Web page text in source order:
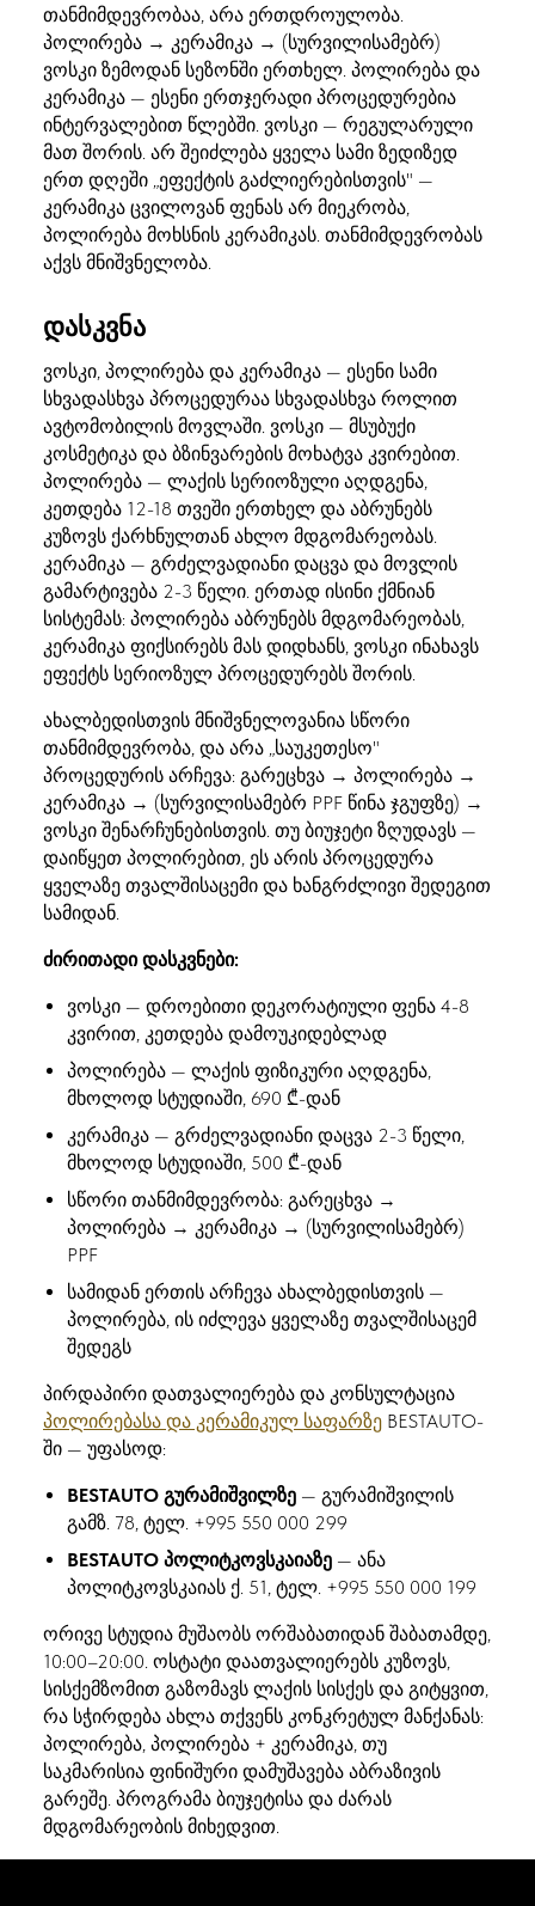
თანმიმდევრობაა, არა ერთდროულობა.
პოლირება → კერამიკა → (სურვილისამებრ)
ვოსკი ზემოდან სეზონში ერთხელ. პოლირება და
კერამიკა — ესენი ერთჯერადი პროცედურებია
ინტერვალებით წლებში. ვოსკი — რეგულარული
მათ შორის. არ შეიძლება ყველა სამი ზედიზედ
ერთ დღეში „ეფექტის გაძლიერებისთვის" —
კერამიკა ცვილოვან ფენას არ მიეკრობა,
პოლირება მოხსნის კერამიკას. თანმიმდევრობას
აქვს მნიშვნელობა.
დასკვნა
ვოსკი, პოლირება და კერამიკა — ესენი სამი
სხვადასხვა პროცედურაა სხვადასხვა როლით
ავტომობილის მოვლაში. ვოსკი — მსუბუქი
კოსმეტიკა და ბზინვარების მოხატვა კვირებით.
პოლირება — ლაქის სერიოზული აღდგენა,
კეთდება 12-18 თვეში ერთხელ და აბრუნებს
კუზოვს ქარხნულთან ახლო მდგომარეობას.
კერამიკა — გრძელვადიანი დაცვა და მოვლის
გამარტივება 2-3 წელი. ერთად ისინი ქმნიან
სისტემას: პოლირება აბრუნებს მდგომარეობას,
კერამიკა ფიქსირებს მას დიდხანს, ვოსკი ინახავს
ეფექტს სერიოზულ პროცედურებს შორის.
ახალბედისთვის მნიშვნელოვანია სწორი
თანმიმდევრობა, და არა „საუკეთესო"
პროცედურის არჩევა: გარეცხვა → პოლირება →
კერამიკა → (სურვილისამებრ PPF წინა ჯგუფზე) →
ვოსკი შენარჩუნებისთვის. თუ ბიუჯეტი ზღუდავს —
დაიწყეთ პოლირებით, ეს არის პროცედურა
ყველაზე თვალშისაცემი და ხანგრძლივი შედეგით
სამიდან.
ძირითადი დასკვნები:
ვოსკი — დროებითი დეკორატიული ფენა 4-8
კვირით, კეთდება დამოუკიდებლად
პოლირება — ლაქის ფიზიკური აღდგენა,
მხოლოდ სტუდიაში, 690 ₾-დან
კერამიკა — გრძელვადიანი დაცვა 2-3 წელი,
მხოლოდ სტუდიაში, 500 ₾-დან
სწორი თანმიმდევრობა: გარეცხვა →
პოლირება → კერამიკა → (სურვილისამებრ)
PPF
სამიდან ერთის არჩევა ახალბედისთვის —
პოლირება, ის იძლევა ყველაზე თვალშისაცემ
შედეგს
პირდაპირი დათვალიერება და კონსულტაცია
პოლირებასა და კერამიკულ საფარზე BESTAUTO-
ში — უფასოდ:
BESTAUTO გურამიშვილზე — გურამიშვილის
გამზ. 78, ტელ. +995 550 000 299
BESTAUTO პოლიტკოვსკაიაზე — ანა
პოლიტკოვსკაიას ქ. 51, ტელ. +995 550 000 199
ორივე სტუდია მუშაობს ორშაბათიდან შაბათამდე,
10:00–20:00. ოსტატი დაათვალიერებს კუზოვს,
სისქემზომით გაზომავს ლაქის სისქეს და გიტყვით,
რა სჭირდება ახლა თქვენს კონკრეტულ მანქანას:
პოლირება, პოლირება + კერამიკა, თუ
საკმარისია ფინიშური დამუშავება აბრაზივის
გარეშე. პროგრამა ბიუჯეტისა და ძარას
მდგომარეობის მიხედვით.